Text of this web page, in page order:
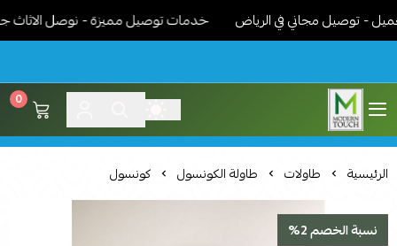
توصيل مجاني في الرياض خدمات توصيل مميزة - نوصل الاثاث
اثاث مودرن لمسة عصرية
0
الرئيسية طاولات طاولة الكونسول كونسول
نسبة الخصم 2%